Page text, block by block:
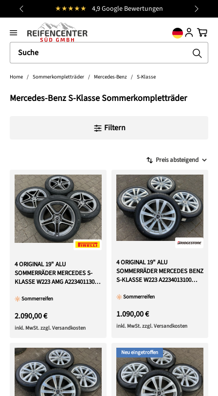
springen ★★★★★ 4,9 Google Bewertungen
general.prev
Home / Sommerkompletträder / Mercedes-Benz / S-Klasse
Mercedes-Benz S-Klasse Sommerkompletträder
Filtern
4 ORIGINAL 19" ALU
SOMMERRÄDER MERCEDES S-
KLASSE W223 AMG A2234011300
Sommerreifen
2.090,00 €
inkl. MwSt. zzgl. Versandkosten
4 ORIGINAL 19" ALU
SOMMERRÄDER MERCEDES BENZ
S-KLASSE W223 A2234013100
Sommerreifen
1.090,00 €
inkl. MwSt. zzgl. Versandkosten
Neu eingetroffen